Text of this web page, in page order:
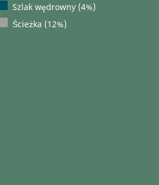
Szlak wędrowny (4%)
Ścieżka (12%)